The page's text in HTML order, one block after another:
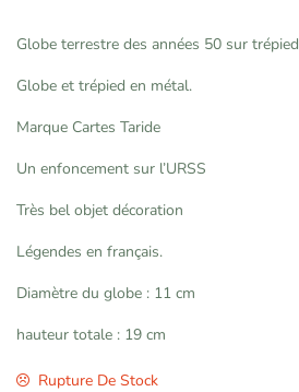
Globe terrestre des années 50 sur trépied
Globe et trépied en métal.
Marque Cartes Taride
Un enfoncement sur l’URSS
Très bel objet décoration
Légendes en français.
Diamètre du globe : 11 cm
hauteur totale : 19 cm
Rupture De Stock